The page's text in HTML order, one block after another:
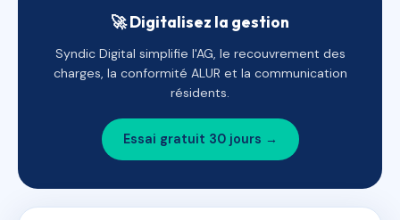
🚀 Digitalisez la gestion
Syndic Digital simplifie l'AG, le recouvrement des
charges, la conformité ALUR et la communication
résidents.
Essai gratuit 30 jours →